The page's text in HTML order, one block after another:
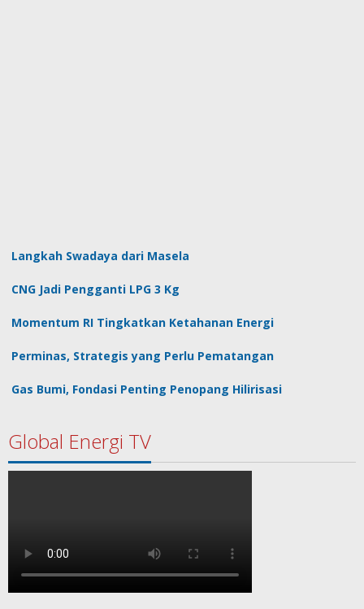
Langkah Swadaya dari Masela
CNG Jadi Pengganti LPG 3 Kg
Momentum RI Tingkatkan Ketahanan Energi
Perminas, Strategis yang Perlu Pematangan
Gas Bumi, Fondasi Penting Penopang Hilirisasi
Global Energi TV